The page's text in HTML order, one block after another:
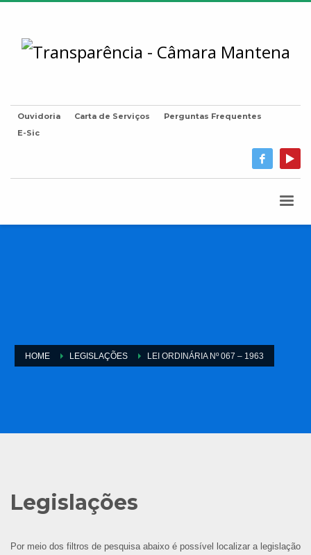
Ouvidoria Carta de Serviços
Perguntas Frequentes
E-Sic
HOME LEGISLAÇÕES LEI ORDINÁRIA Nº 067 – 1963
Legislações
Por meio dos filtros de pesquisa abaixo é possível localizar a legislação